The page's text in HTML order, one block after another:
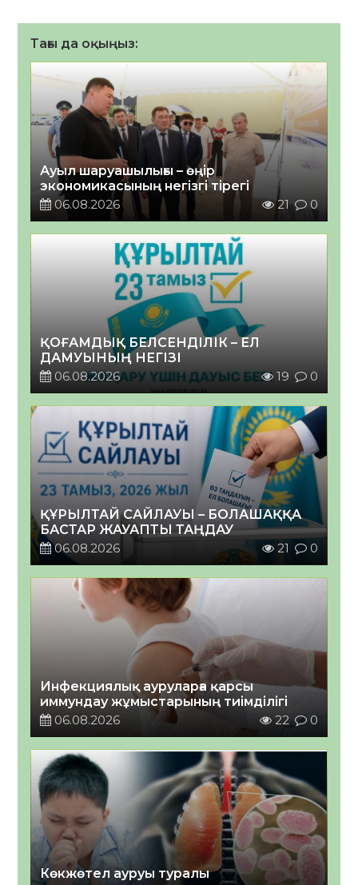
Тағы да оқыңыз:
Ауыл шаруашылығы – өңір
экономикасының негізгі тірегі
06.08.2026
21 0
ҚОҒАМДЫҚ БЕЛСЕНДІЛІК – ЕЛ
ДАМУЫНЫҢ НЕГІЗІ
06.08.2026
19 0
ҚҰРЫЛТАЙ САЙЛАУЫ – БОЛАШАҚҚА
БАСТАР ЖАУАПТЫ ТАҢДАУ
06.08.2026
21 0
Инфекциялық ауруларға қарсы
иммундау жұмыстарының тиімділігі
06.08.2026
22 0
Көкжөтел ауруы туралы